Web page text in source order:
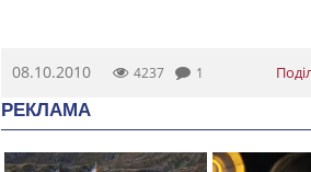
08.10.2010 4237 1
РЕКЛАМА